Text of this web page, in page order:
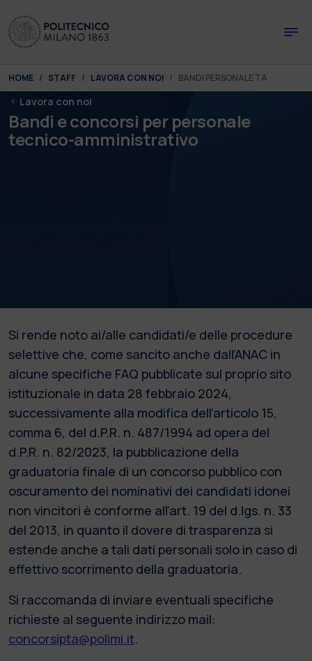
You are here:
HOME STAFF LAVORA CON NOI BANDI PERSONALE TA
Lavora con noi
Bandi e concorsi per personale
tecnico-amministrativo
Si rende noto ai/alle candidati/e delle procedure
selettive che, come sancito anche dall’ANAC in
alcune specifiche FAQ pubblicate sul proprio sito
istituzionale in data 28 febbraio 2024,
successivamente alla modifica dell’articolo 15,
comma 6, del d.P.R. n. 487/1994 ad opera del
d.P.R. n. 82/2023, la pubblicazione della
graduatoria finale di un concorso pubblico con
oscuramento dei nominativi dei candidati idonei
non vincitori è conforme all’art. 19 del d.lgs. n. 33
del 2013, in quanto il dovere di trasparenza si
estende anche a tali dati personali solo in caso di
effettivo scorrimento della graduatoria.
Si raccomanda di inviare eventuali specifiche
richieste al seguente indirizzo mail:
concorsipta@polimi.it.